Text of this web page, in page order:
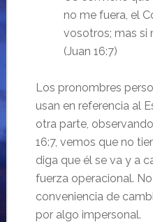
no me fuera, el
vosotros; mas si
(Juan 16:7)
Los pronombres
usan en referencia al
otra parte,
16:7, vemos que no
diga que él se va y a
fuerza operacional.
conveniencia de
por algo impersonal.